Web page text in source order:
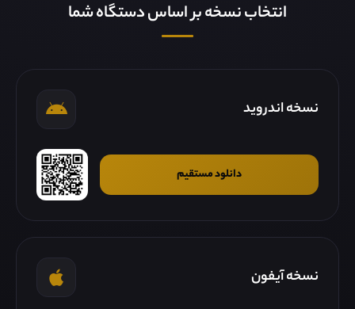
انتخاب نسخه بر اساس دستگاه شما
نسخه اندروید
دانلود مستقیم
نسخه آیفون